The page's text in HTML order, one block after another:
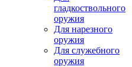
гладкоствольного
оружия
Для нарезного
оружия
Для служебного
оружия